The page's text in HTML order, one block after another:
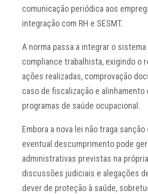
comunicação periódica aos
integração com RH e SESMT.
A norma passa a integrar o sistema
compliance trabalhista, exigindo o
ações realizadas, comprovação
caso de fiscalização e alinhamento
programas de saúde ocupacional.
Embora a nova lei não traga
eventual descumprimento pode
administrativas previstas na própria
discussões judiciais e alegações
dever de proteção à saúde,